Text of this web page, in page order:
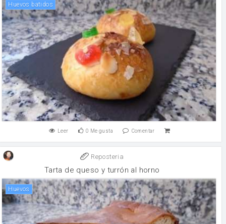
Huevos batidos
Leer 0 Me gusta Comentar
Reposteria
Tarta de queso y turrón al horno
huevos